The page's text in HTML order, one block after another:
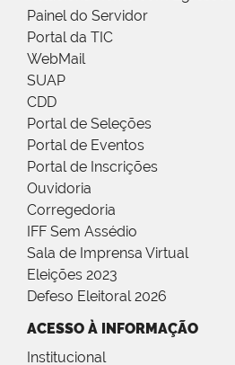
Painel do Servidor
Portal da TIC
WebMail
SUAP
CDD
Portal de Seleções
Portal de Eventos
Portal de Inscrições
Ouvidoria
Corregedoria
IFF Sem Assédio
Sala de Imprensa Virtual
Eleições 2023
Defeso Eleitoral 2026
ACESSO À INFORMAÇÃO
Institucional